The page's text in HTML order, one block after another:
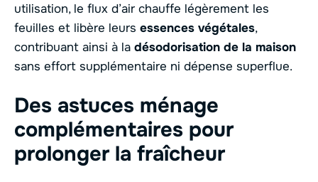
utilisation, le flux d’air chauffe légèrement les
feuilles et libère leurs essences végétales,
contribuant ainsi à la désodorisation de la maison
sans effort supplémentaire ni dépense superflue.
Des astuces ménage
complémentaires pour
prolonger la fraîcheur